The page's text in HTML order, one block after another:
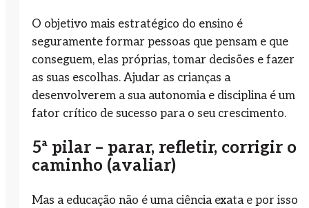
O objetivo mais estratégico do ensino é
seguramente formar pessoas que pensam e que
conseguem, elas próprias, tomar decisões e fazer
as suas escolhas. Ajudar as crianças a
desenvolverem a sua autonomia e disciplina é um
fator crítico de sucesso para o seu crescimento.
5ª pilar – parar, refletir, corrigir o
caminho (avaliar)
Mas a educação não é uma ciência exata e por isso